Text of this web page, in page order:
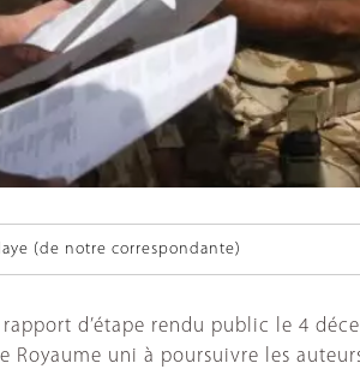
(de notre correspondante)
d’étape rendu public le 4
uni à poursuivre les